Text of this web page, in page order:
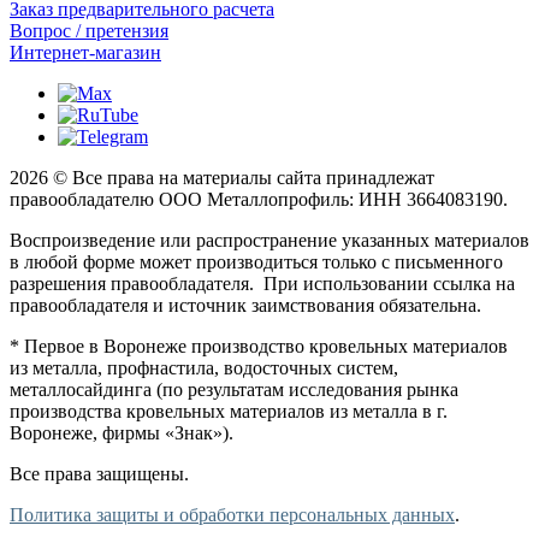
Заказ предварительного расчета
Вопрос / претензия
Интернет-магазин
2026 © Все права на материалы сайта принадлежат
правообладателю ООО Металлопрофиль: ИНН 3664083190.
Воспроизведение или распространение указанных материалов
в любой форме может производиться только с письменного
разрешения правообладателя. При использовании ссылка на
правообладателя и источник заимствования обязательна.
* Первое в Воронеже производство кровельных материалов
из металла, профнастила, водосточных систем,
металлосайдинга (по результатам исследования рынка
производства кровельных материалов из металла в г.
Воронеже, фирмы «Знак»).
Все права защищены.
Политика защиты и обработки персональных данных.